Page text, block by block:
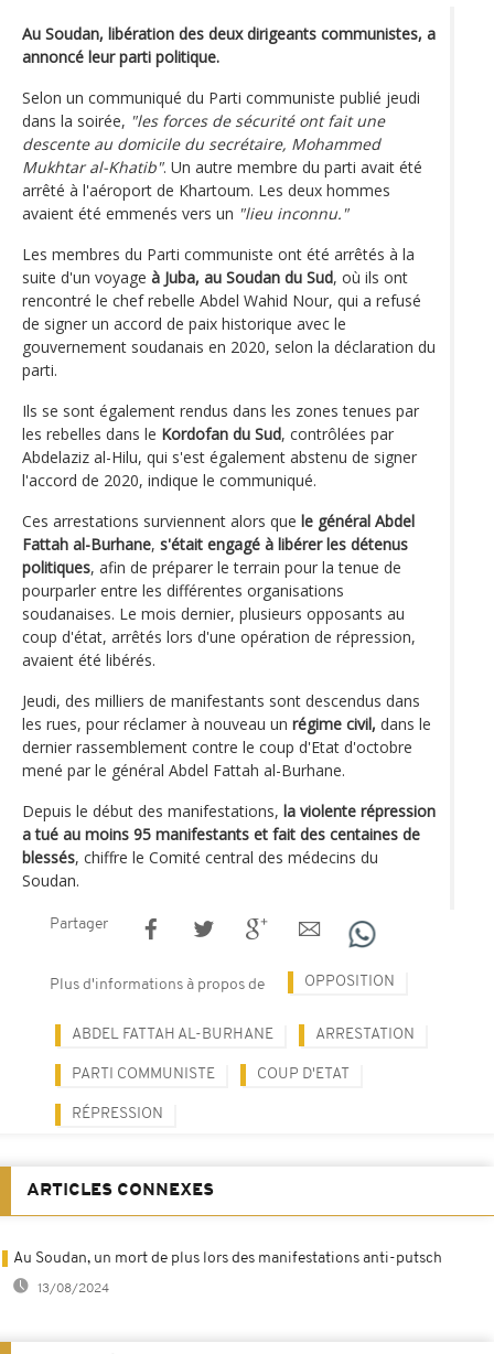
Au Soudan, libération des deux dirigeants communistes, a
annoncé leur parti politique.
Selon un communiqué du Parti communiste publié jeudi
dans la soirée, "les forces de sécurité ont fait une
descente au domicile du secrétaire, Mohammed
Mukhtar al-Khatib". Un autre membre du parti avait été
arrêté à l'aéroport de Khartoum. Les deux hommes
avaient été emmenés vers un "lieu inconnu."
Les membres du Parti communiste ont été arrêtés à la
suite d'un voyage à Juba, au Soudan du Sud, où ils ont
rencontré le chef rebelle Abdel Wahid Nour, qui a refusé
de signer un accord de paix historique avec le
gouvernement soudanais en 2020, selon la déclaration du
parti.
Ils se sont également rendus dans les zones tenues par
les rebelles dans le Kordofan du Sud, contrôlées par
Abdelaziz al-Hilu, qui s'est également abstenu de signer
l'accord de 2020, indique le communiqué.
Ces arrestations surviennent alors que le général Abdel
Fattah al-Burhane, s'était engagé à libérer les détenus
politiques, afin de préparer le terrain pour la tenue de
pourparler entre les différentes organisations
soudanaises. Le mois dernier, plusieurs opposants au
coup d'état, arrêtés lors d'une opération de répression,
avaient été libérés.
Jeudi, des milliers de manifestants sont descendus dans
les rues, pour réclamer à nouveau un régime civil, dans le
dernier rassemblement contre le coup d'Etat d'octobre
mené par le général Abdel Fattah al-Burhane.
Depuis le début des manifestations, la violente répression
a tué au moins 95 manifestants et fait des centaines de
blessés, chiffre le Comité central des médecins du
Soudan.
Partager
Plus d'informations à propos de OPPOSITION
ABDEL FATTAH AL-BURHANE ARRESTATION
PARTI COMMUNISTE COUP D'ETAT
RÉPRESSION
ARTICLES CONNEXES
Au Soudan, un mort de plus lors des manifestations anti-putsch
13/08/2024